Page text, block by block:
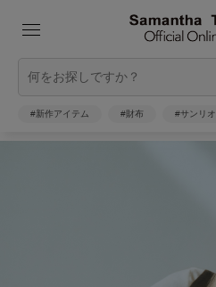
#新作アイテム #財布 #サンリオ